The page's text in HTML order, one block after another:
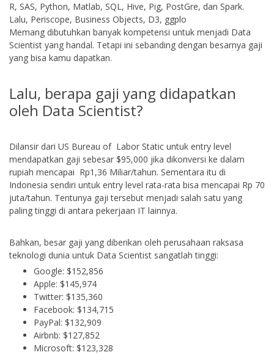
R, SAS, Python, Matlab, SQL, Hive, Pig, PostGre, dan Spark.
Lalu, Periscope, Business Objects, D3, ggplo
Memang dibutuhkan banyak kompetensi untuk menjadi Data
Scientist yang handal. Tetapi ini sebanding dengan besarnya gaji
yang bisa kamu dapatkan.
Lalu, berapa gaji yang didapatkan
oleh Data Scientist?
Dilansir dari US Bureau of Labor Static untuk entry level
mendapatkan gaji sebesar $95,000 jika dikonversi ke dalam
rupiah mencapai Rp1,36 Miliar/tahun. Sementara itu di
Indonesia sendiri untuk entry level rata-rata bisa mencapai Rp 70
juta/tahun. Tentunya gaji tersebut menjadi salah satu yang
paling tinggi di antara pekerjaan IT lainnya.
Bahkan, besar gaji yang diberikan oleh perusahaan raksasa
teknologi dunia untuk Data Scientist sangatlah tinggi:
Google: $152,856
Apple: $145,974
Twitter: $135,360
Facebook: $134,715
PayPal: $132,909
Airbnb: $127,852
Microsoft: $123,328